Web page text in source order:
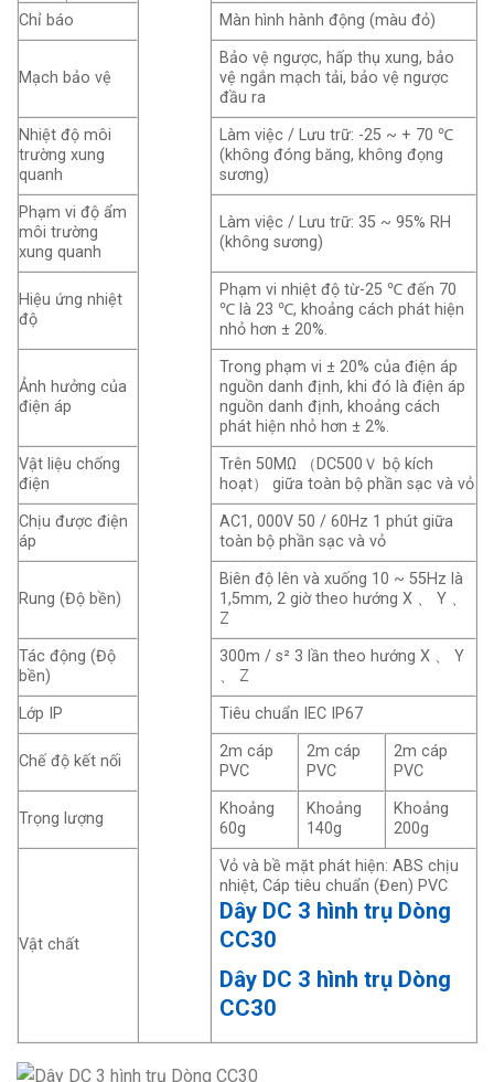
Chỉ báo Màn hình hành động (màu đỏ)
Mạch bảo vệ
Bảo vệ ngược, hấp thụ xung, bảo
vệ ngắn mạch tải, bảo vệ ngược
đầu ra
Nhiệt độ môi
trường xung
quanh
Làm việc / Lưu trữ: -25 ~ + 70 ℃
(không đóng băng, không đọng
sương)
Phạm vi độ ẩm
môi trường
xung quanh
Làm việc / Lưu trữ: 35 ~ 95% RH
(không sương)
Hiệu ứng nhiệt
độ
Phạm vi nhiệt độ từ-25 ℃ đến 70
℃ là 23 ℃, khoảng cách phát hiện
nhỏ hơn ± 20%.
Ảnh hưởng của
điện áp
Trong phạm vi ± 20% của điện áp
nguồn danh định, khi đó là điện áp
nguồn danh định, khoảng cách
phát hiện nhỏ hơn ± 2%.
Vật liệu chống
điện
Trên 50MΩ （DC500Ｖ bộ kích
hoạt） giữa toàn bộ phần sạc và vỏ
Chịu được điện
áp
AC1, 000V 50 / 60Hz 1 phút giữa
toàn bộ phần sạc và vỏ
Rung (Độ bền)
Biên độ lên và xuống 10 ~ 55Hz là
1,5mm, 2 giờ theo hướng X 、 Y 、
Z
Tác động (Độ
bền)
300m / s² 3 lần theo hướng X 、 Y
、 Z
Lớp IP
Tiêu chuẩn IEC IP67
Chế độ kết nối
2m cáp
PVC
2m cáp
PVC
2m cáp
PVC
Trọng lượng
Khoảng
60g
Khoảng
140g
Khoảng
200g
Vật chất
Vỏ và bề mặt phát hiện: ABS chịu
nhiệt, Cáp tiêu chuẩn (Đen) PVC
Dây DC 3 hình trụ Dòng
CC30
Dây DC 3 hình trụ Dòng
CC30